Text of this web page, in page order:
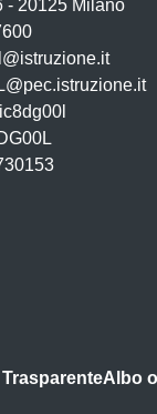
- 20125 Milano
Albo